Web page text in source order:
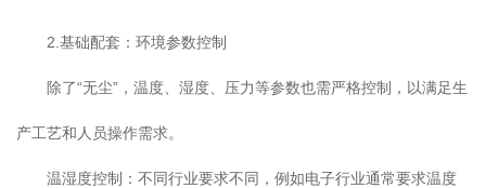
2.基础配套：环境参数控制
除了“无尘”，温度、湿度、压力等参数也需严格控制，以满足生
产工艺和人员操作需求。
温湿度控制：不同行业要求不同，例如电子行业通常要求温度